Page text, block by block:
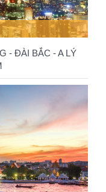
- ĐÀI BẮC - A LÝ